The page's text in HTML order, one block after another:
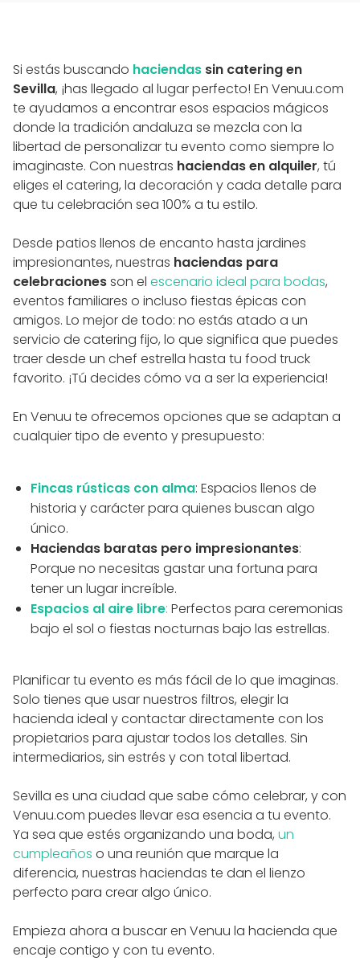
Si estás buscando haciendas sin catering en
Sevilla, ¡has llegado al lugar perfecto! En Venuu.com
te ayudamos a encontrar esos espacios mágicos
donde la tradición andaluza se mezcla con la
libertad de personalizar tu evento como siempre lo
imaginaste. Con nuestras haciendas en alquiler, tú
eliges el catering, la decoración y cada detalle para
que tu celebración sea 100% a tu estilo.
Desde patios llenos de encanto hasta jardines
impresionantes, nuestras haciendas para
celebracionesson el escenario ideal para bodas,
eventos familiares o incluso fiestas épicas con
amigos. Lo mejor de todo: no estás atado a un
servicio de catering fijo, lo que significa que puedes
traer desde un chef estrella hasta tu food truck
favorito. ¡Tú decides cómo va a ser la experiencia!
En Venuu te ofrecemos opciones que se adaptan a
cualquier tipo de evento y presupuesto:
Fincas rústicas con alma: Espacios llenos de
historia y carácter para quienes buscan algo
único.
Haciendas baratas pero impresionantes:
Porque no necesitas gastar una fortuna para
tener un lugar increíble.
Espacios al aire libre: Perfectos para ceremonias
bajo el sol o fiestas nocturnas bajo las estrellas.
Planificar tu evento es más fácil de lo que imaginas.
Solo tienes que usar nuestros filtros, elegir la
hacienda ideal y contactar directamente con los
propietarios para ajustar todos los detalles. Sin
intermediarios, sin estrés y con total libertad.
Sevilla es una ciudad que sabe cómo celebrar, y con
Venuu.com puedes llevar esa esencia a tu evento.
Ya sea que estés organizando una boda, un
cumpleaños o una reunión que marque la
diferencia, nuestras haciendas te dan el lienzo
perfecto para crear algo único.
Empieza ahora a buscar en Venuu la hacienda que
encaje contigo y con tu evento.